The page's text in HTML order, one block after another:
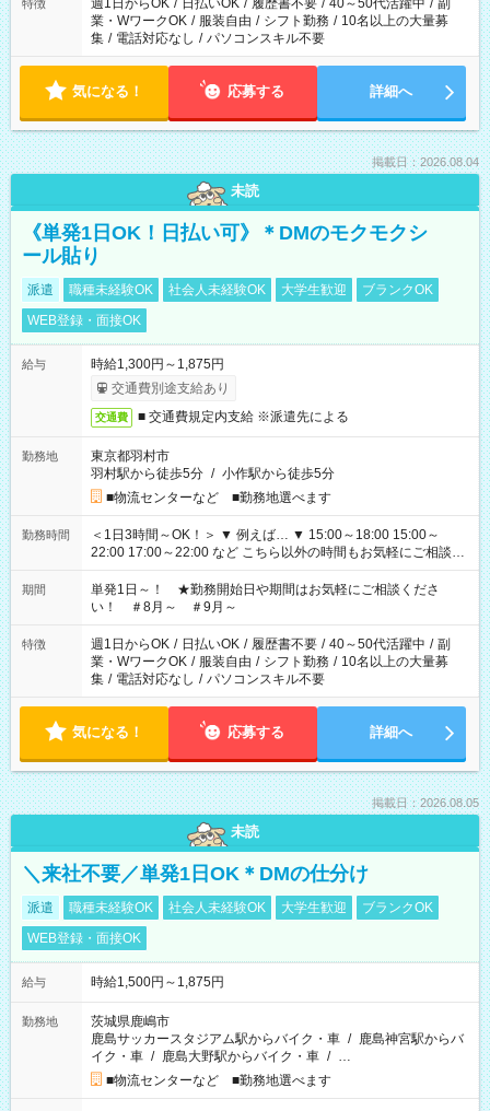
特徴 週1日からOK / 日払いOK / 履歴書不要 / 40～50代活躍中 / 副
業・WワークOK / 服装自由 / シフト勤務 / 10名以上の大量募
集 / 電話対応なし / パソコンスキル不要
気になる！ 応募する 詳細へ
掲載日：2026.08.04
未読
《単発1日OK！日払い可》＊DMのモクモクシ
ール貼り
派遣 職種未経験OK 社会人未経験OK 大学生歓迎
ブランクOK
WEB登録・面接OK
給与
時給1,300円～1,875円
交通費別途支給あり
交通費 ■ 交通費規定内支給 ※派遣先による
勤務地
東京都羽村市
羽村駅から徒歩5分 / 小作駅から徒歩5分
■物流センターなど ■勤務地選べます
勤務時間
＜1日3時間～OK！＞ ▼ 例えば… ▼ 15:00～18:00 15:00～
22:00 17:00～22:00 など こちら以外の時間もお気軽にご相談く
ださい！
期間
単発1日～！ ★勤務開始日や期間はお気軽にご相談くださ
い！ ＃8月～ ＃9月～
特徴 週1日からOK / 日払いOK / 履歴書不要 / 40～50代活躍中 / 副
業・WワークOK / 服装自由 / シフト勤務 / 10名以上の大量募
集 / 電話対応なし / パソコンスキル不要
気になる！ 応募する 詳細へ
掲載日：2026.08.05
未読
＼来社不要／単発1日OK＊DMの仕分け
派遣 職種未経験OK 社会人未経験OK 大学生歓迎
ブランクOK
WEB登録・面接OK
給与 時給1,500円～1,875円
勤務地
茨城県鹿嶋市
鹿島サッカースタジアム駅からバイク・車 / 鹿島神宮駅からバ
イク・車 / 鹿島大野駅からバイク・車 / …
■物流センターなど ■勤務地選べます